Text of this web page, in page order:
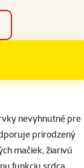
nevyhnutné pre
prirodzený
mačiek, žiarivú
funkciu srdca,